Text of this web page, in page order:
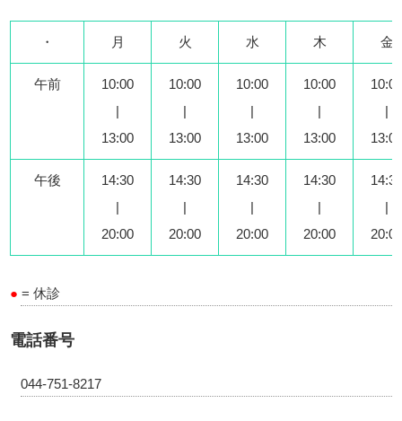
・ 月 火 水 木 金
午前
10:00
|
13:00
10:00
|
13:00
10:00
|
13:00
10:00
|
13:00
|
午後
14:30
|
20:00
14:30
|
20:00
14:30
|
20:00
14:30
|
20:00
|
●= 休診
電話番号
044-751-8217